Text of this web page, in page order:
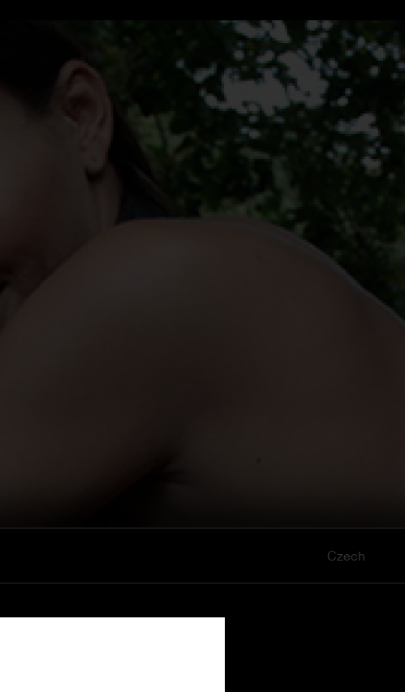
Czech